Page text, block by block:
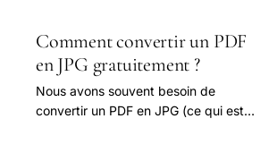
Comment convertir un PDF
en JPG gratuitement ?
Nous avons souvent besoin de
convertir un PDF en JPG (ce qui est